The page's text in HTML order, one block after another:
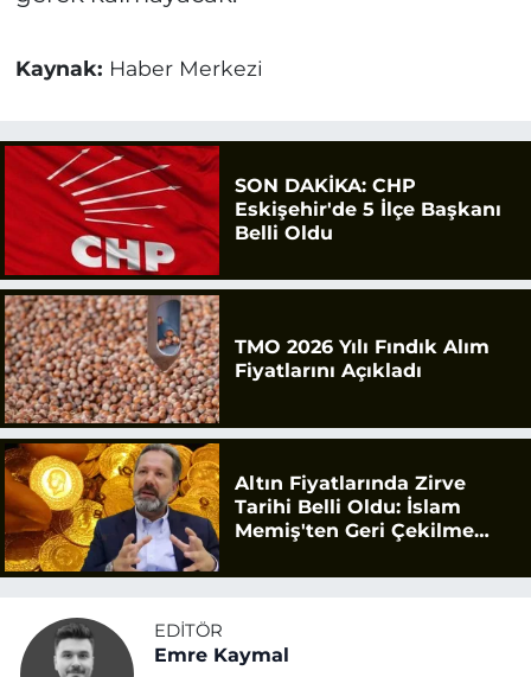
Kaynak: Haber Merkezi
SON DAKİKA: CHP
Eskişehir'de 5 İlçe Başkanı
Belli Oldu
TMO 2026 Yılı Fındık Alım
Fiyatlarını Açıkladı
Altın Fiyatlarında Zirve
Tarihi Belli Oldu: İslam
Memiş'ten Geri Çekilme
EDITÖR
Emre Kaymal